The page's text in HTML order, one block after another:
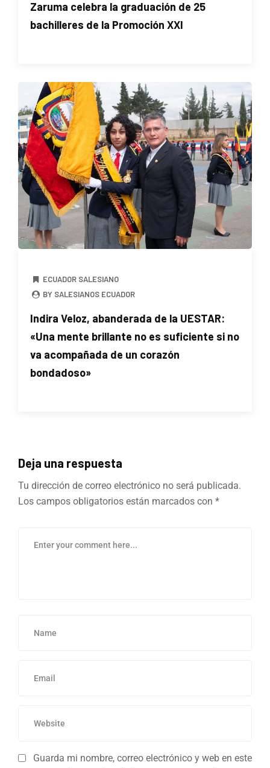
Zaruma celebra la graduación de 25
bachilleres de la Promoción XXI
ECUADOR SALESIANO
BY SALESIANOS ECUADOR
Indira Veloz, abanderada de la UESTAR:
«Una mente brillante no es suficiente si no
va acompañada de un corazón
bondadoso»
Deja una respuesta
Tu dirección de correo electrónico no será publicada.
Los campos obligatorios están marcados con *
Guarda mi nombre, correo electrónico y web en este